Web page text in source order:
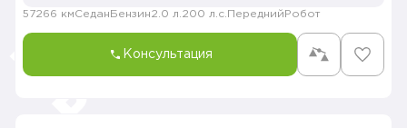
57266 кмСедан Бензин2.0 л. 200 л.с. Передний Робот
Консультация